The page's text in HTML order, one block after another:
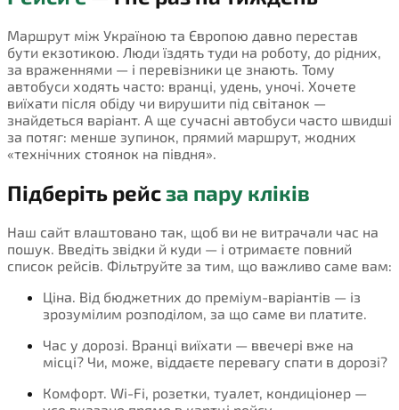
Маршрут між Україною та Європою давно перестав
бути екзотикою. Люди їздять туди на роботу, до рідних,
за враженнями — і перевізники це знають. Тому
автобуси ходять часто: вранці, удень, уночі. Хочете
виїхати після обіду чи вирушити під світанок —
знайдеться варіант. А ще сучасні автобуси часто швидші
за потяг: менше зупинок, прямий маршрут, жодних
«технічних стоянок на півдня».
Підберіть рейсза пару кліків
Наш сайт влаштовано так, щоб ви не витрачали час на
пошук. Введіть звідки й куди — і отримаєте повний
список рейсів. Фільтруйте за тим, що важливо саме вам:
Ціна. Від бюджетних до преміум-варіантів — із
зрозумілим розподілом, за що саме ви платите.
Час у дорозі. Вранці виїхати — ввечері вже на
місці? Чи, може, віддаєте перевагу спати в дорозі?
Комфорт. Wi-Fi, розетки, туалет, кондиціонер —